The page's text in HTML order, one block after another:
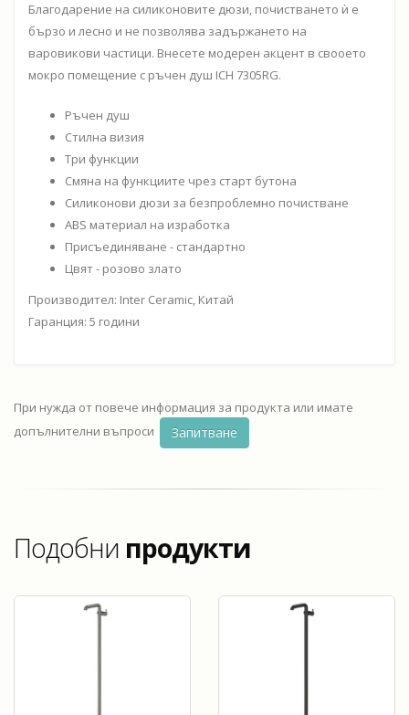
Благодарение на силиконовите дюзи, почистването ѝ е
бързо и лесно и не позволява задържането на
варовикови частици. Внесете модерен акцент в свооето
мокро помещение с ръчен душ ICH 7305RG.
Ръчен душ
Стилна визия
Три функции
Смяна на функциите чрез старт бутона
Силиконови дюзи за безпроблемно почистване
ABS материал на изработка
Присъединяване - стандартно
Цвят - розово злато
Производител: Inter Ceramic, Китай
Гаранция: 5 години
При нужда от повече информация за продукта или имате
допълнителни въпроси
Запитване
Подобни продукти